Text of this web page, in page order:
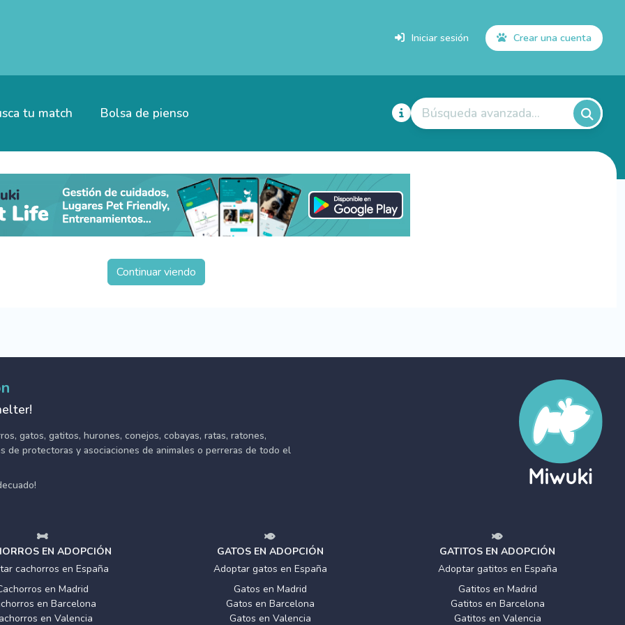
Iniciar sesión Crear una cuenta
tu match Bolsa de pienso Búsqueda avanzada...
Continuar viendo
gatos, gatitos, hurones, conejos, cobayas, ratas, ratones,
de protectoras y asociaciones de animales o perreras de todo el
EN ADOPCIÓN
cachorros en España
en Madrid
en Barcelona
en Valencia
GATOS EN ADOPCIÓN
Adoptar gatos en España
Gatos en Madrid
Gatos en Barcelona
Gatos en Valencia
GATITOS EN ADOPCIÓN
Adoptar gatitos en España
Gatitos en Madrid
Gatitos en Barcelona
Gatitos en Valencia